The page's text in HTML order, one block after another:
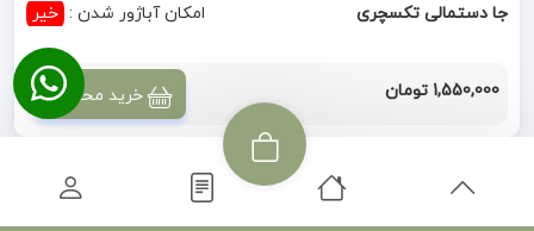
جا دستمالی تکسچری امکان آباژور شدن : خیر
1,550,000 تومان خرید محصول